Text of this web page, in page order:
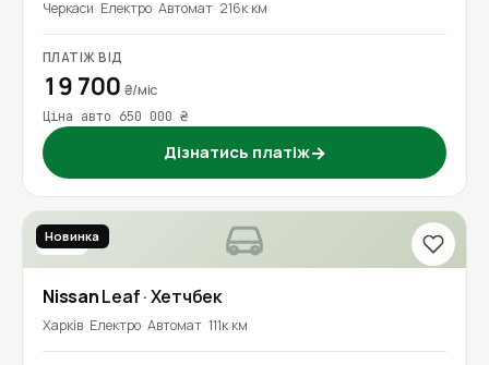
Черкаси Електро Автомат 216к км
ПЛАТІЖ ВІД
19 700 ₴/міс
Ціна авто 650 000 ₴
Дізнатись платіж→
2016
Новинка
NissanLeaf· Хетчбек
Харків Електро Автомат 111к км